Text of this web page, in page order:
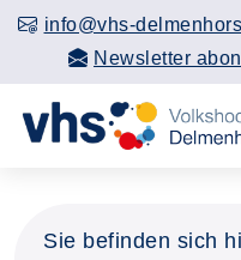
info@vhs-
Newsletter
Sie befinden sich